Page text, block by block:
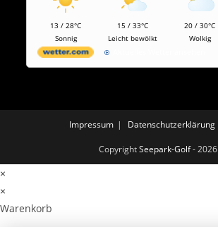
13 / 28°C
Sonnig
15 / 33°C
Leicht bewölkt
20 / 30°C
Wolkig
Impressum Datenschutzerklärung
CopyrightSeepark-Golf- 2026
×
×
Warenkorb